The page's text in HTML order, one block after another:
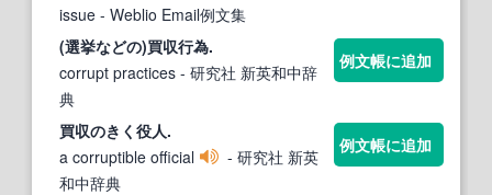
issue - Weblio Email例文集
(選挙などの)買収行為.
corrupt practices - 研究社 新英和中辞
典
例文帳に追加
買収のきく役人.
a corruptible official
- 研究社 新英
和中辞典
例文帳に追加